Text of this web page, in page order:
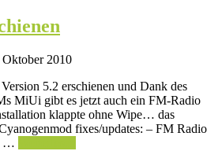
Oktober 2010
5.2 erschienen und Dank des
MiUi gibt es jetzt auch ein FM-Radio
klappte ohne Wipe… das
fixes/updates: – FM Radio
…